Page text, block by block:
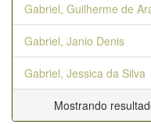
Gabriel, Guilherme de
Gabriel, Janio Denis
Gabriel, Jessica da Silva
Mostrando